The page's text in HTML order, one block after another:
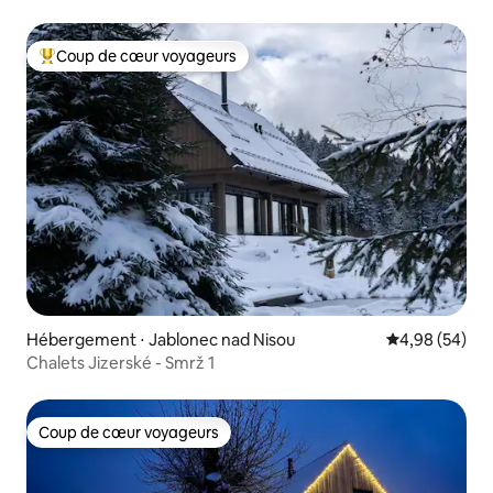
Coups de cœur voyageurs les plus appréciés
Coup de cœur voyageurs
Hébergement ⋅ Jablonec nad Nisou Évaluation
4,98 (54)
Chalets Jizerské - Smrž 1
Coup de cœur voyageurs
Coup de cœur voyageurs